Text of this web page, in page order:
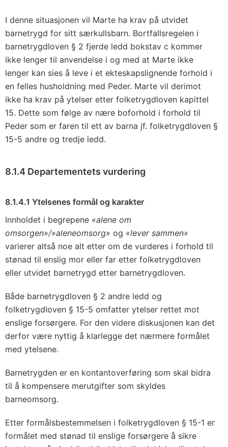
I denne situasjonen vil Marte ha krav på utvidet
barnetrygd for sitt særkullsbarn. Bortfallsregelen i
barnetrygdloven § 2 fjerde ledd bokstav c kommer
ikke lenger til anvendelse i og med at Marte ikke
lenger kan sies å leve i et ekteskapslignende forhold i
en felles husholdning med Peder. Marte vil derimot
ikke ha krav på ytelser etter folketrygdloven kapittel
15. Dette som følge av nære boforhold i forhold til
Peder som er faren til ett av barna jf. folketrygdloven §
15-5 andre og tredje ledd.
8.1.4 Departementets vurdering
8.1.4.1 Ytelsenes formål og karakter
Innholdet i begrepene «alene om
omsorgen»/»aleneomsorg» og «lever sammen»
varierer altså noe alt etter om de vurderes i forhold til
stønad til enslig mor eller far etter folketrygdloven
eller utvidet barnetrygd etter barnetrygdloven.
Både barnetrygdloven § 2 andre ledd og
folketrygdloven § 15-5 omfatter ytelser rettet mot
enslige forsørgere. For den videre diskusjonen kan det
derfor være nyttig å klarlegge det nærmere formålet
med ytelsene.
Barnetrygden er en kontantoverføring som skal bidra
til å kompensere merutgifter som skyldes
barneomsorg.
Etter formålsbestemmelsen i folketrygdloven § 15-1 er
formålet med stønad til enslige forsørgere å sikre